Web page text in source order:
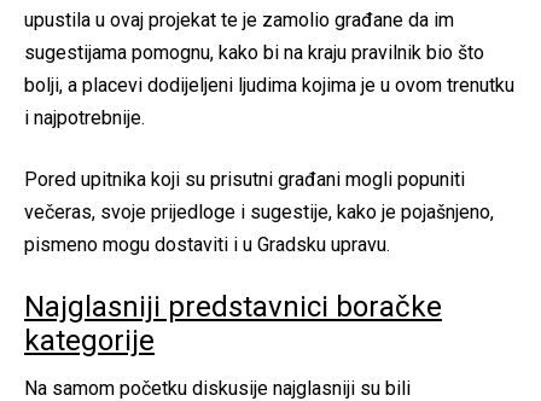
upustila u ovaj projekat te je zamolio građane da im
sugestijama pomognu, kako bi na kraju pravilnik bio što
bolji, a placevi dodijeljeni ljudima kojima je u ovom trenutku
i najpotrebnije.
Pored upitnika koji su prisutni građani mogli popuniti
večeras, svoje prijedloge i sugestije, kako je pojašnjeno,
pismeno mogu dostaviti i u Gradsku upravu.
Najglasniji predstavnici boračke
kategorije
Na samom početku diskusije najglasniji su bili